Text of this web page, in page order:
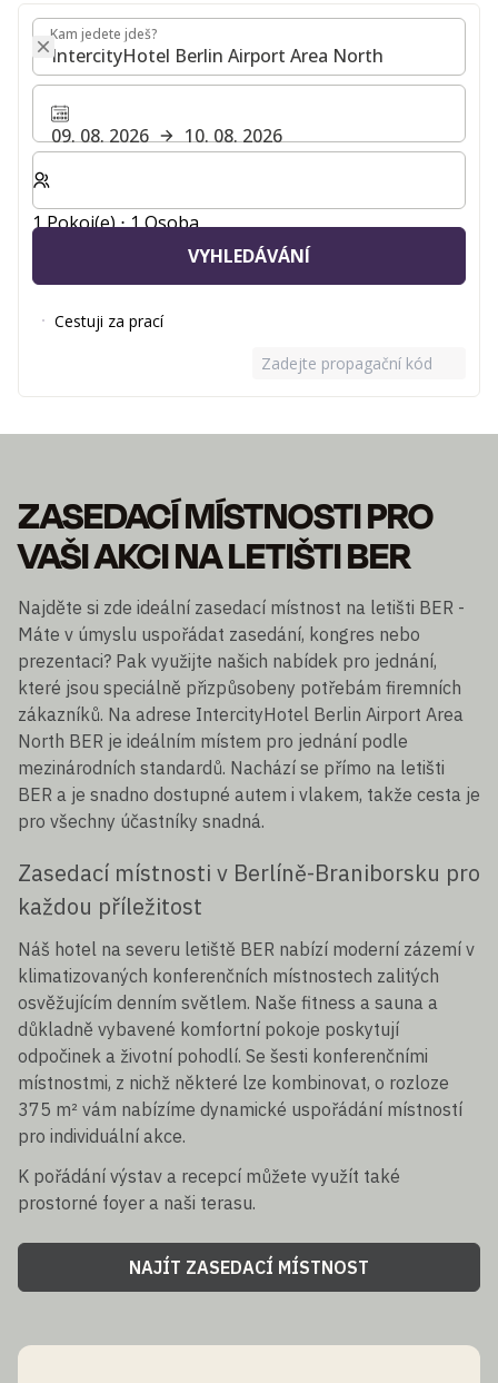
Kam jedete jdeš?
Kam jedete jdeš?
09. 08. 2026
10. 08. 2026
Zvolte počet pokojů a hostů pro svůj pobyt
1 Pokoj(e) ⋅ 1 Osoba
VYHLEDÁVÁNÍ
Cestuji za prací
Zadejte propagační kód
ZASEDACÍ MÍSTNOSTI PRO
VAŠI AKCI NA LETIŠTI BER
Najděte si zde ideální zasedací místnost na letišti BER -
Máte v úmyslu uspořádat zasedání, kongres nebo
prezentaci? Pak využijte našich nabídek pro jednání,
které jsou speciálně přizpůsobeny potřebám firemních
zákazníků. Na adrese IntercityHotel Berlin Airport Area
North BER je ideálním místem pro jednání podle
mezinárodních standardů. Nachází se přímo na letišti
BER a je snadno dostupné autem i vlakem, takže cesta je
pro všechny účastníky snadná.
Zasedací místnosti v Berlíně-Braniborsku pro
každou příležitost
Náš hotel na severu letiště BER nabízí moderní zázemí v
klimatizovaných konferenčních místnostech zalitých
osvěžujícím denním světlem. Naše fitness a sauna a
důkladně vybavené komfortní pokoje poskytují
odpočinek a životní pohodlí. Se šesti konferenčními
místnostmi, z nichž některé lze kombinovat, o rozloze
375 m² vám nabízíme dynamické uspořádání místností
pro individuální akce.
K pořádání výstav a recepcí můžete využít také
prostorné foyer a naši terasu.
NAJÍT ZASEDACÍ MÍSTNOST